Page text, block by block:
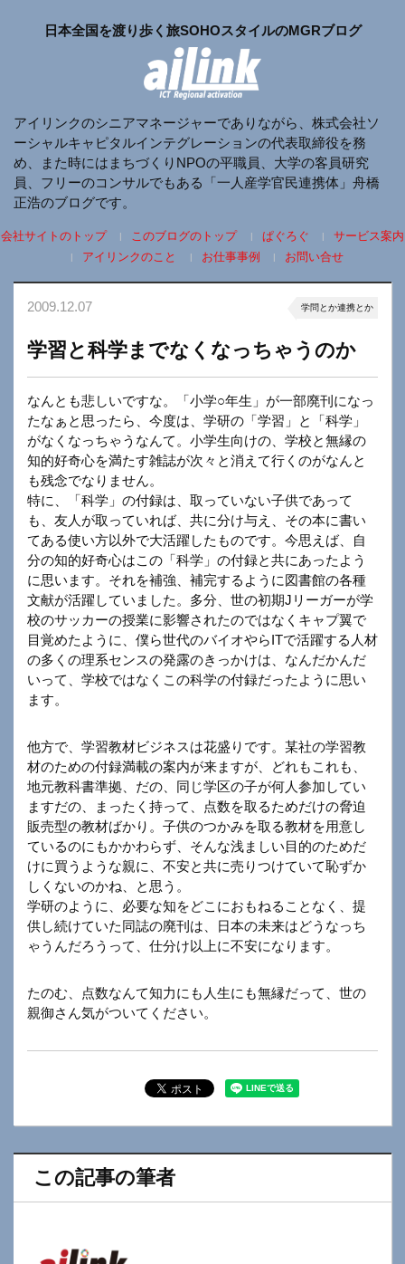
日本全国を渡り歩く旅SOHOスタイルのMGRブログ
アイリンクのシニアマネージャーでありながら、株式会社ソ
ーシャルキャピタルインテグレーションの代表取締役を務
め、また時にはまちづくりNPOの平職員、大学の客員研究
員、フリーのコンサルでもある「一人産学官民連携体」舟橋
正浩のブログです。
会社サイトのトップ このブログのトップ ぱぐろぐ
サービス案内
アイリンクのこと
お仕事事例 お問い合せ
2009.12.07 学問とか連携とか
学習と科学までなくなっちゃうのか
なんとも悲しいですな。「小学○年生」が一部廃刊になっ
たなぁと思ったら、今度は、学研の「学習」と「科学」
がなくなっちゃうなんて。小学生向けの、学校と無縁の
知的好奇心を満たす雑誌が次々と消えて行くのがなんと
も残念でなりません。
特に、「科学」の付録は、取っていない子供であって
も、友人が取っていれば、共に分け与え、その本に書い
てある使い方以外で大活躍したものです。今思えば、自
分の知的好奇心はこの「科学」の付録と共にあったよう
に思います。それを補強、補完するように図書館の各種
文献が活躍していました。多分、世の初期Jリーガーが学
校のサッカーの授業に影響されたのではなくキャプ翼で
目覚めたように、僕ら世代のバイオやらITで活躍する人材
の多くの理系センスの発露のきっかけは、なんだかんだ
いって、学校ではなくこの科学の付録だったように思い
ます。
他方で、学習教材ビジネスは花盛りです。某社の学習教
材のための付録満載の案内が来ますが、どれもこれも、
地元教科書準拠、だの、同じ学区の子が何人参加してい
ますだの、まったく持って、点数を取るためだけの脅迫
販売型の教材ばかり。子供のつかみを取る教材を用意し
ているのにもかかわらず、そんな浅ましい目的のためだ
けに買うような親に、不安と共に売りつけていて恥ずか
しくないのかね、と思う。
学研のように、必要な知をどこにおもねることなく、提
供し続けていた同誌の廃刊は、日本の未来はどうなっち
ゃうんだろうって、仕分け以上に不安になります。
たのむ、点数なんて知力にも人生にも無縁だって、世の
親御さん気がついてください。
この記事の筆者